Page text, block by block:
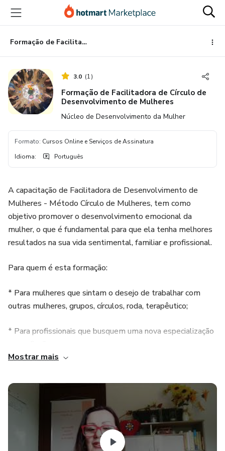
para
conteúdo
principal
para
pagamento
para
rodapé
Formação de Facilitadora de Círculo de Desenvolvimento de Mulheres
3.0 (1)
Formação de Facilitadora de Círculo de
Desenvolvimento de Mulheres
Núcleo de Desenvolvimento da Mulher
Formato: Cursos Online e Serviços de Assinatura
Idioma: Português
A capacitação de Facilitadora de Desenvolvimento de
Mulheres - Método Círculo de Mulheres, tem como
objetivo promover o desenvolvimento emocional da
mulher, o que é fundamental para que ela tenha melhores
resultados na sua vida sentimental, familiar e profissional.
Para quem é esta formação:
* Para mulheres que sintam o desejo de trabalhar com
outras mulheres, grupos, círculos, roda, terapêutico;
* Para profissionais que busquem uma nova especialização
seu foco seja desenvolvimento pessoal para beneficiar o
profissional;
* Para profissionais que trabalham em hospitais e clínicas
Mostrar mais